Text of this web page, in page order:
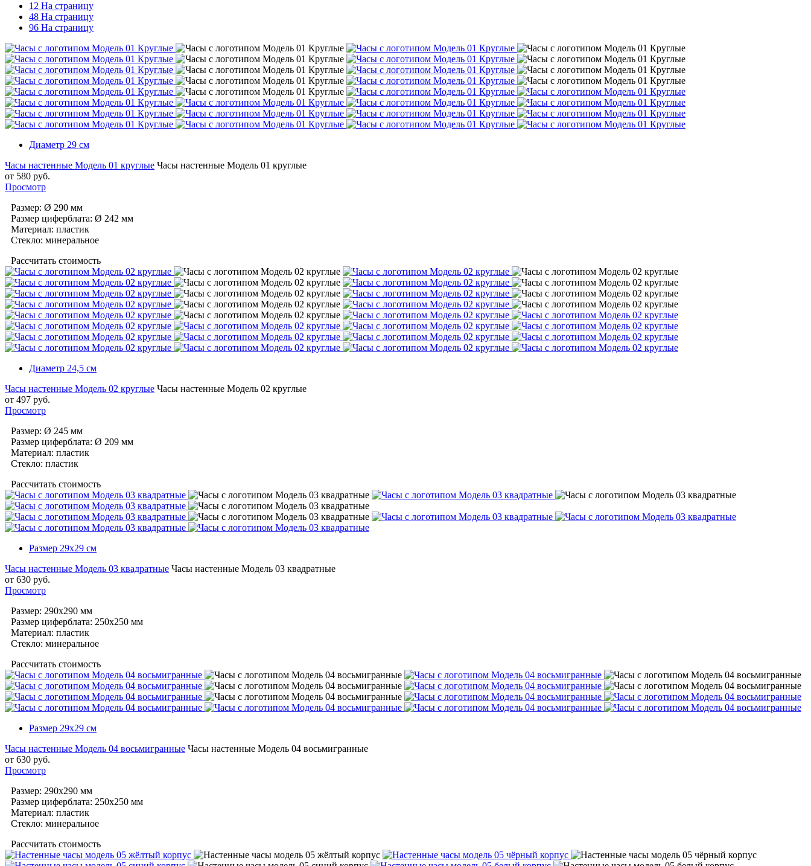
12 На страницу
48 На страницу
96 На страницу
Диаметр 29 cм
Часы настенные Модель 01 круглые Часы настенные Модель 01 круглые
от 580 руб.
Просмотр
Размер: Ø 290 мм
Размер циферблата: Ø 242 мм
Материал: пластик
Cтекло: минеральное
Рассчитать стоимость
Диаметр 24,5 cм
Часы настенные Модель 02 круглые Часы настенные Модель 02 круглые
от 497 руб.
Просмотр
Размер: Ø 245 мм
Размер циферблата: Ø 209 мм
Материал: пластик
Cтекло: пластик
Рассчитать стоимость
Размер 29х29 cм
Часы настенные Модель 03 квадратные Часы настенные Модель 03 квадратные
от 630 руб.
Просмотр
Размер: 290х290 мм
Размер циферблата: 250х250 мм
Материал: пластик
Cтекло: минеральное
Рассчитать стоимость
Размер 29х29 cм
Часы настенные Модель 04 восьмигранные Часы настенные Модель 04 восьмигранные
от 630 руб.
Просмотр
Размер: 290х290 мм
Размер циферблата: 250х250 мм
Материал: пластик
Cтекло: минеральное
Рассчитать стоимость